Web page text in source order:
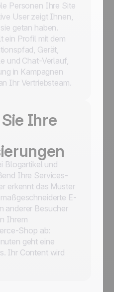
Personen Ihre Site
User zeigt Ihnen,
getan haben.
ein Profil mit dem
Gerät,
und Chat-Verlauf,
in Kampagnen
Ihr Vertriebsteam.
Ihre
Blogartikel und
Ihre Services-
erkennt das Muster
E-
anderer Besucher
Ihrem
Shop ab:
geht eine
Ihr Content wird